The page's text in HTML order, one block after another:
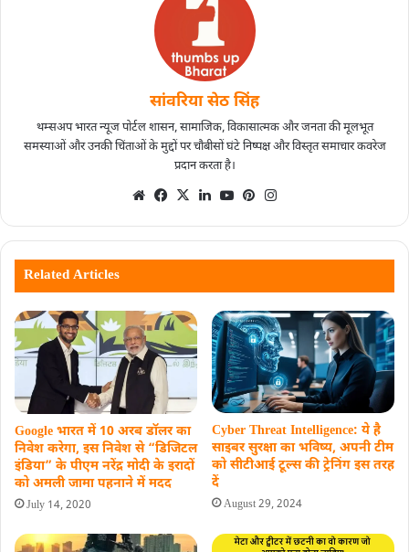
सांवरिया सेठ सिंह
थम्सअप भारत न्यूज पोर्टल शासन, सामाजिक, विकासात्मक और जनता की मूलभूत
समस्याओं और उनकी चिंताओं के मुद्दों पर चौबीसों घंटे निष्पक्ष और विस्तृत समाचार कवरेज
प्रदान करता है।
Related Articles
Google भारत में 10 अरब डॉलर का
निवेश करेगा, इस निवेश से “डिजिटल
इंडिया” के पीएम नरेंद्र मोदी के इरादों
को अमली जामा पहनाने में मदद
July 14, 2020
Cyber ​​Threat Intelligence: ये है
साइबर सुरक्षा का भविष्य, अपनी टीम
को सीटीआई टूल्स की ट्रेनिंग इस तरह
दें
August 29, 2024